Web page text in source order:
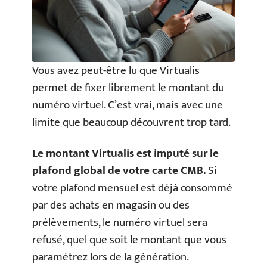
Vous avez peut-être lu que Virtualis
permet de fixer librement le montant du
numéro virtuel. C’est vrai, mais avec une
limite que beaucoup découvrent trop tard.
Le montant Virtualis est imputé sur le
plafond global de votre carte CMB.Si
votre plafond mensuel est déjà consommé
par des achats en magasin ou des
prélèvements, le numéro virtuel sera
refusé, quel que soit le montant que vous
paramétrez lors de la génération.